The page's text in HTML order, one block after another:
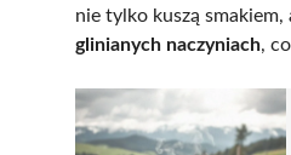
nie tylko kuszą
glinianych naczyniach,